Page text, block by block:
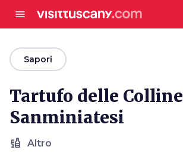
menu
arrow_backSapori
Tartufo delle Colline
Sanminiatesi
liquor Altro